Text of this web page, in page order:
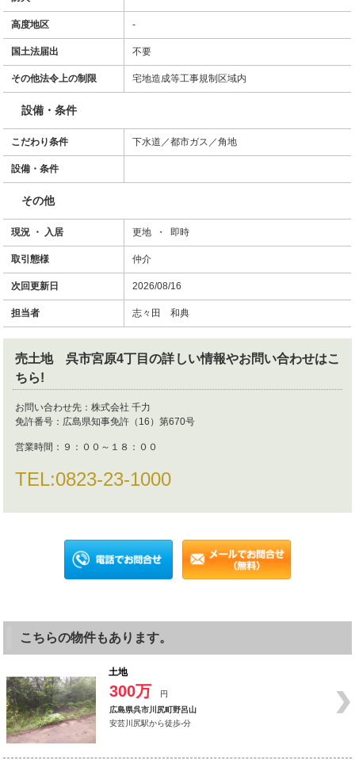
高度地区 -
国土法届出 不要
その他法令上の制限 宅地造成等工事規制区域内
設備・条件
こだわり条件 下水道／都市ガス／角地
設備・条件
その他
現況 ・ 入居 更地 ・ 即時
取引態様 仲介
次回更新日 2026/08/16
担当者 志々田 和典
売土地 呉市宮原4丁目の詳しい情報やお問い合わせはこ
ちら!
お問い合わせ先： 株式会社 千力
免許番号： 広島県知事免許（16）第670号
営業時間： ９：００～１８：００
TEL:0823-23-1000
こちらの物件もあります。
土地
300万
円
広島県呉市川尻町野呂山
安芸川尻駅から徒歩-分